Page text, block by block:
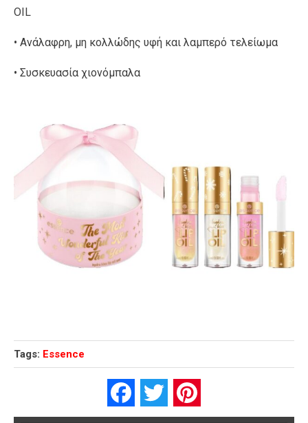
OIL
• Ανάλαφρη, μη κολλώδης υφή και λαμπερό τελείωμα
• Συσκευασία χιονόμπαλα
Tags: Essence
FacebookTwitter